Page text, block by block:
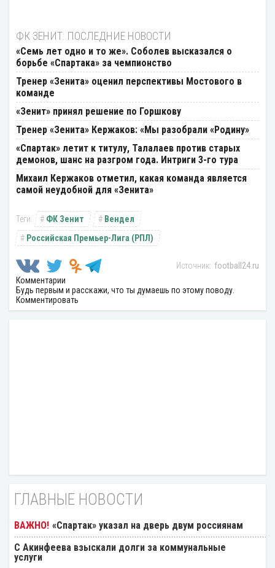
ФК ЗЕНИТ: ПОСЛЕДНИЕ НОВОСТИ
«Семь лет одно и то же». Соболев высказался о
борьбе «Спартака» за чемпионство
Тренер «Зенита» оценил перспективы Мостового в
команде
«Зенит» принял решение по Горшкову
Тренер «Зенита» Кержаков: «Мы разобрали «Родину»
«Спартак» летит к титулу, Талалаев против старых
демонов, шанс на разгром года. Интриги 3-го тура
Михаил Кержаков отметил, какая команда является
самой неудобной для «Зенита»
ФК Зенит
Вендел
Российская Премьер-Лига (РПЛ)
football24.ru
Комментарии
Будь первым и расскажи, что ты думаешь по этому поводу.
Комментировать
ГЛАВНЫЕ НОВОСТИ
«Спартак» указал на дверь двум россиянам
С Акинфеева взыскали долги за коммунальные
услуги